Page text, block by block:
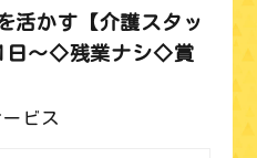
活かす【介護スタッ
日～◇残業ナシ◇賞
ビス